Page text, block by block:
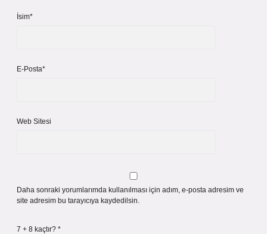
İsim*
E-Posta*
Web Sitesi
Daha sonraki yorumlarımda kullanılması için adım, e-posta adresim ve
site adresim bu tarayıcıya kaydedilsin.
7 + 8 kaçtır? *